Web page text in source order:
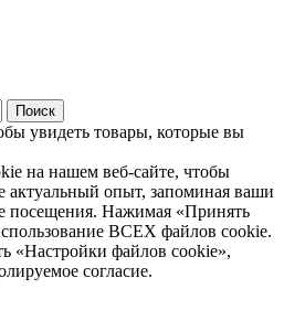
Поиск
увидеть товары, которые вы
на нашем веб-сайте, чтобы
актуальный опыт, запоминая ваши
посещения. Нажимая «Принять
ВСЕХ файлов cookie.
«Настройки файлов cookie»,
согласие.